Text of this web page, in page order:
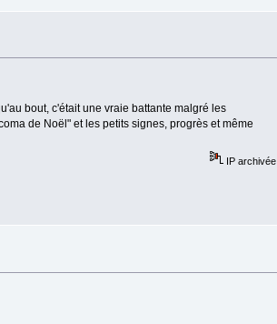
bout, c'était une vraie battante malgré les
de Noël" et les petits signes, progrès et même
IP archivée